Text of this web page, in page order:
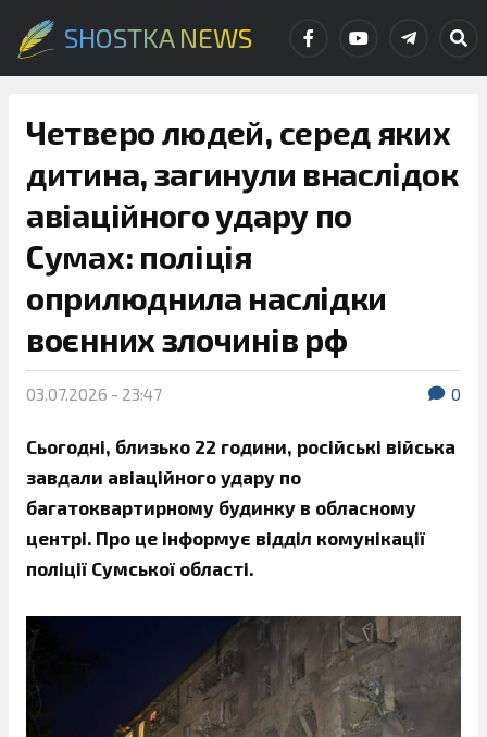
SHOSTKA NEWS
Четверо людей, серед яких
дитина, загинули внаслідок
авіаційного удару по
Сумах: поліція
оприлюднила наслідки
воєнних злочинів рф
03.07.2026 - 23:47 0
Сьогодні, близько 22 години, російські війська
завдали авіаційного удару по
багатоквартирному будинку в обласному
центрі. Про це інформує відділ комунікації
поліції Сумської області.